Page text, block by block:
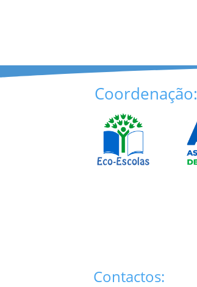
Coordenação:
Contactos: